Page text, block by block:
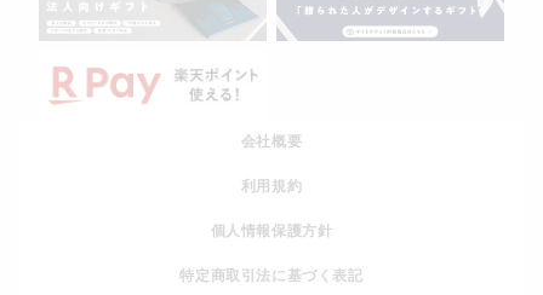
会社概要
利用規約
個人情報保護方針
特定商取引法に基づく表記